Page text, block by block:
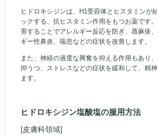
ヒドロキシジンは、H1受容体とヒスタミンが
ックする、抗ヒスタミン作用をもつお薬です
害することでアレルギー反応を防ぎ、蕁麻疹
ギー性鼻炎、喘息などの症状を改善します。
また、神経の過度な興奮を抑える作用もあり、
抑うつ、ストレスなどの症状を緩和して、精
ます。
ヒドロキシジン塩酸塩の服用方法
[皮膚科領域]